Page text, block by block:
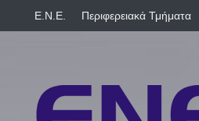
E.N.E. Περιφερειακά Τμήματα